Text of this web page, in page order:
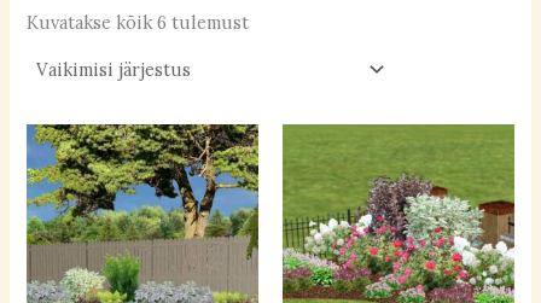
päikeseline(36)
poolvarjuline(27)
varjuline(5)
Kuvatakse kõik 6 tulemust